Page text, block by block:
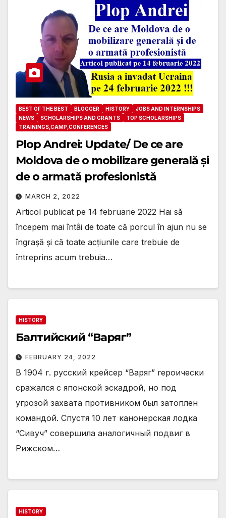
BEST OF THE BEST BLOGGER HISTORY
JOBS AND INTERNSHIPS
NEWS
SCHOLARSHIPS AND GRANTS
TOP SCHOLARSHIPS
TRAININGS,CAMP,CONFERENCES
Plop Andrei: Update/ De ce are
Moldova de o mobilizare generală și
de o armată profesionistă
MARCH 2, 2022
Articol publicat pe 14 februarie 2022 Hai să
începem mai întâi de toate că porcul în ajun nu se
îngrașă și că toate acțiunile care trebuie de
întreprins acum trebuia…
HISTORY
Балтийский “Варяг”
FEBRUARY 24, 2022
В 1904 г. русский крейсер “Варяг” героически
сражался с японской эскадрой, но под
угрозой захвата противником был затоплен
командой. Спустя 10 лет канонерская лодка
“Сивуч” совершила аналогичный подвиг в
Рижском…
HISTORY